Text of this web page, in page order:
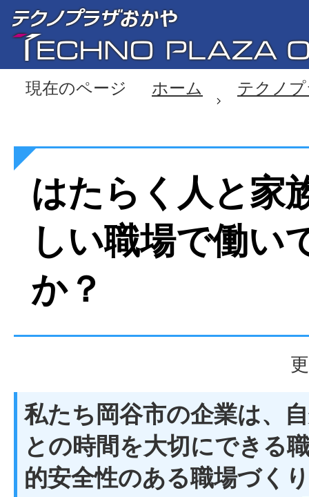
現在のページ ホーム テクノ
はたらく人と家
しい職場で働い
か？
私たち岡谷市の企業は、
との時間を大切にできる
的安全性のある職場づく